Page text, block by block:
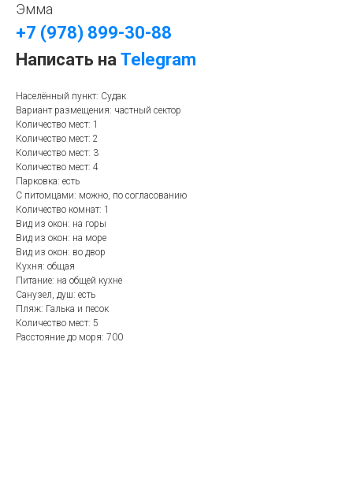
Эмма
+7 (978) 899-30-88
Написать на Telegram
Населённый пункт: Судак
Вариант размещения: частный сектор
Количество мест: 1
Количество мест: 2
Количество мест: 3
Количество мест: 4
Парковка: есть
С питомцами: можно, по согласованию
Количество комнат: 1
Вид из окон: на горы
Вид из окон: на море
Вид из окон: во двор
Кухня: общая
Питание: на общей кухне
Санузел, душ: есть
Пляж: Галька и песок
Количество мест: 5
Расстояние до моря: 700